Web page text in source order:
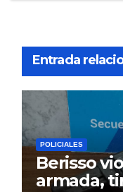
Entrada
POLICIALES
Berisso
armada,